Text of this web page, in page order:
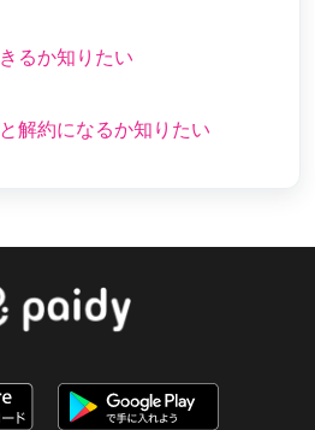
るか知りたい
解約になるか知りたい